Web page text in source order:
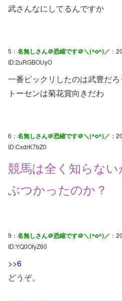
武さんなにしてるんですか
5： 名無しさん＠恐縮です＠＼(^o^)／ ：
ID:2uRGBOUyO
一番ビックリしたのは武豊だろ
トーセンは菊花賞向きだわ
6： 名無しさん＠恐縮です＠＼(^o^)／ ：
ID:CxdrK7bZ0
競馬は全く知らな
ぶつかったのか？
9： 名無しさん＠恐縮です＠＼(^o^)／ ：
ID:YQ0OfyZ60
>>6
どうぞ。